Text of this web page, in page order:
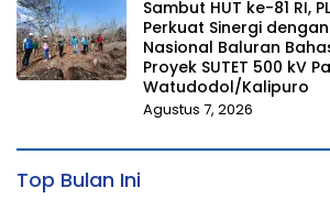
Sambut HUT ke-81 RI,
Perkuat Sinergi
Nasional Baluran
Proyek SUTET 500 kV
Watudodol/Kalipuro
Agustus 7, 2026
Top Bulan Ini